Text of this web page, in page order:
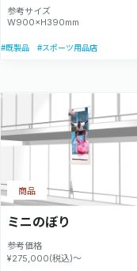
参考サイズ
W900×H390mm
#既製品 #スポーツ用品店
ミニのぼり
参考価格
¥275,000(税込)～
商品